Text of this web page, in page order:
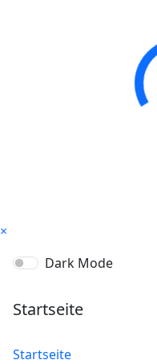
×
Dark Mode
Startseite
Startseite